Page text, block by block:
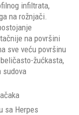
infiltrata,
na rožnjači.
na površini
sve veću površinu
žućkasta,
sudova
sa Herpes